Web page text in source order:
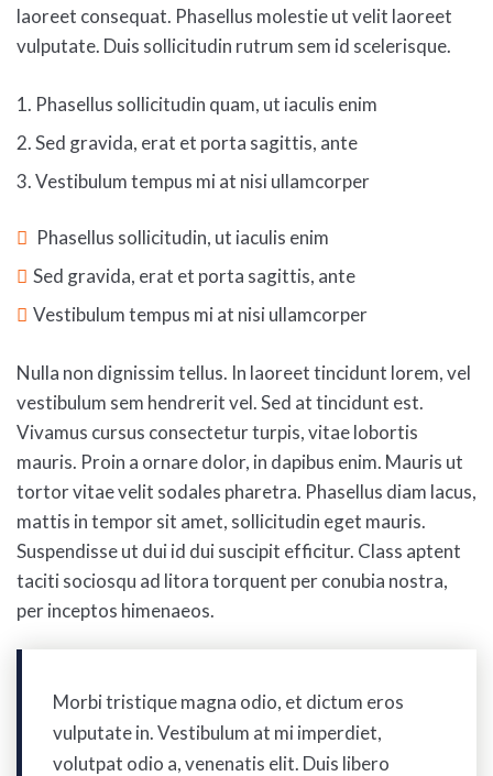
laoreet consequat. Phasellus molestie ut velit laoreet
vulputate. Duis sollicitudin rutrum sem id scelerisque.
1. Phasellus sollicitudin quam, ut iaculis enim
2. Sed gravida, erat et porta sagittis, ante
3. Vestibulum tempus mi at nisi ullamcorper
Phasellus sollicitudin, ut iaculis enim
Sed gravida, erat et porta sagittis, ante
Vestibulum tempus mi at nisi ullamcorper
Nulla non dignissim tellus. In laoreet tincidunt lorem, vel
vestibulum sem hendrerit vel. Sed at tincidunt est.
Vivamus cursus consectetur turpis, vitae lobortis
mauris. Proin a ornare dolor, in dapibus enim. Mauris ut
tortor vitae velit sodales pharetra. Phasellus diam lacus,
mattis in tempor sit amet, sollicitudin eget mauris.
Suspendisse ut dui id dui suscipit efficitur. Class aptent
taciti sociosqu ad litora torquent per conubia nostra,
per inceptos himenaeos.
Morbi tristique magna odio, et dictum eros
vulputate in. Vestibulum at mi imperdiet,
volutpat odio a, venenatis elit. Duis libero